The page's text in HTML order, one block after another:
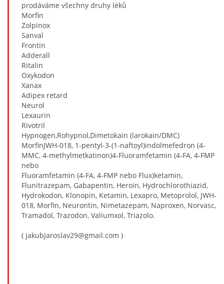
prodáváme všechny druhy léků
Morfin
Zolpinox
Sanval
Frontin
Adderall
Ritalin
Oxykodon
Xanax
Adipex retard
Neurol
Lexaurin
Rivotril
Hypnogen,Rohypnol,Dimetokain (larokain/DMC)
MorfinJWH-018, 1-pentyl-3-(1-naftoyl)indolmefedron (4-
MMC, 4-methylmetkatinon)4-Fluoramfetamin (4-FA, 4-FMP
nebo
Fluoramfetamin (4-FA, 4-FMP nebo Flux)ketamin,
Flunitrazepam, Gabapentin, Heroin, Hydrochlorothiazid,
Hydrokodon, Klonopin, Ketamin, Lexapro, Metoprolol, JWH-
018, Morfin, Neurontin, Nimetazepam, Naproxen, Norvasc,
Tramadol, Trazodon, Valiumxol, Triazolo.
( jakubjaroslav29@gmail.com )